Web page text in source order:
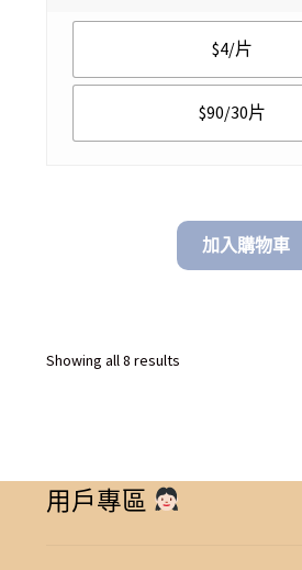
$4/片
$90/30片
加入購物車
Showing all 8 resultsSorted
用戶專區